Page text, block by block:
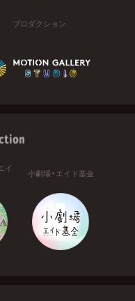
プロダクション
イ
小劇場・エイド基金